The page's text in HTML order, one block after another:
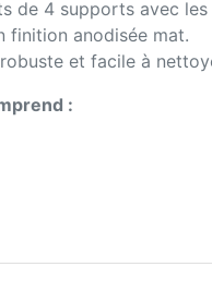
de 4 supports avec
finition anodisée mat.
et facile à
: